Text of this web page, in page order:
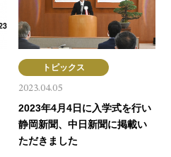
トピックス
2023.04.05
2023年4月4日に入学式を行い
静岡新聞、中日新聞に掲載い
ただきました